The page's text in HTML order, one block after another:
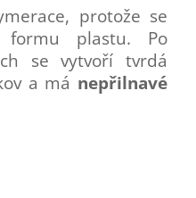
protože se
plastu. Po
se vytvoří tvrdá
a má nepřilnavé